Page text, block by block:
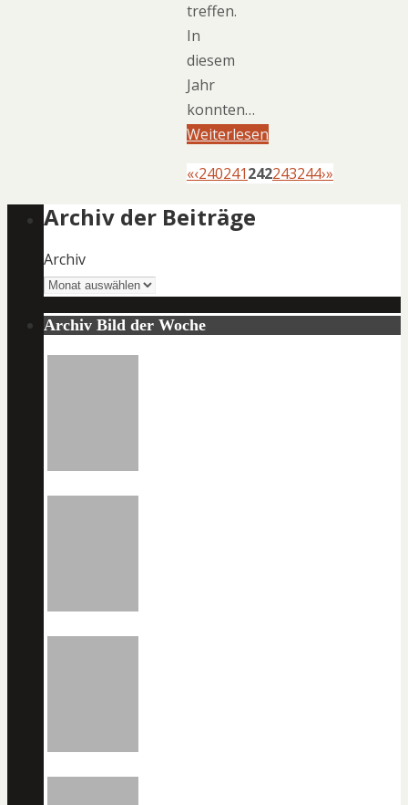
treffen.
In
diesem
Jahr
konnten…
Weiterlesen
«‹240241242243244›»
Archiv der Beiträge
Archiv
Archiv Bild der Woche